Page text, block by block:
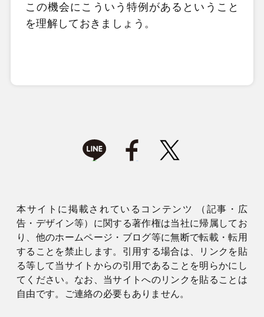
この機会にこういう特例があるということ
を理解しておきましょう。
本サイトに掲載されているコンテンツ （記事・広
告・デザイン等）に関する著作権は当社に帰属してお
り、他のホームページ・ブログ等に無断で転載・転用
することを禁止します。引用する場合は、リンクを貼
る等して当サイトからの引用であることを明らかにし
てください。なお、当サイトへのリンクを貼ることは
自由です。ご連絡の必要もありません。